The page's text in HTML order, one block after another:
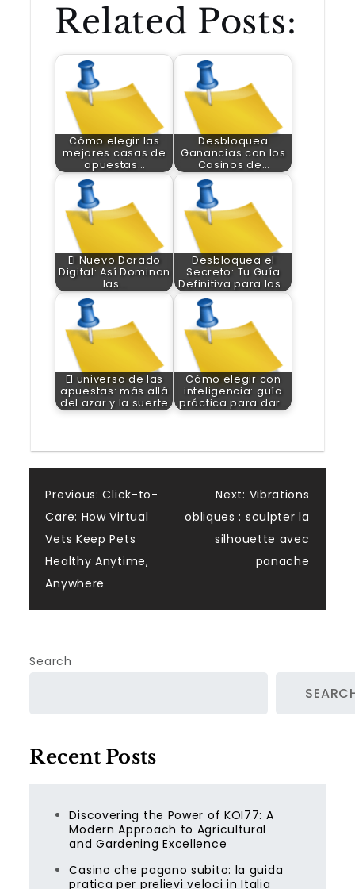
Related Posts:
Cómo elegir las
mejores casas de
apuestas…
Desbloquea
Ganancias con los
Casinos de…
El Nuevo Dorado
Digital: Así Dominan
las…
Desbloquea el
Secreto: Tu Guía
Definitiva para los…
El universo de las
apuestas: más allá
del azar y la suerte
Cómo elegir con
inteligencia: guía
práctica para dar…
Post
navigation
Previous: Click-to-
Care: How Virtual
Vets Keep Pets
Healthy Anytime,
Anywhere
Next: Vibrations
obliques : sculpter la
silhouette avec
panache
Search
Recent Posts
Discovering the Power of KOI77: A
Modern Approach to Agricultural
and Gardening Excellence
Casino che pagano subito: la guida
pratica per prelievi veloci in Italia